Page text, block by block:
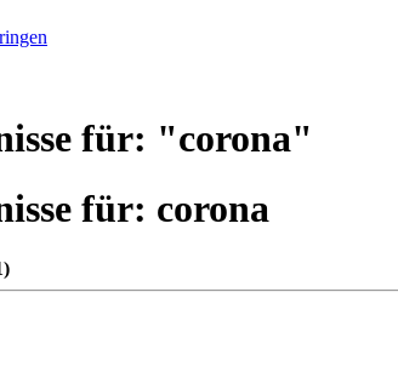
für: "corona"
für: corona